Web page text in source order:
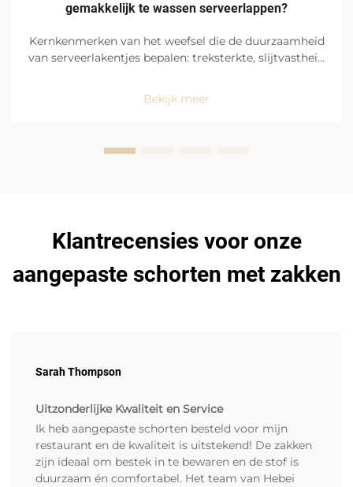
gemakkelijk te wassen serveerlappen?
Kernkenmerken van het weefsel die de duurzaamheid
van serveerlakentjes bepalen: treksterkte, slijtvastheid
dagelijkse belasting en vereisen daarom uiterst
Bekijk meer
Klantrecensies voor onze
aangepaste schorten met zakken
Sarah Thompson
Uitzonderlijke Kwaliteit en Service
Ik heb aangepaste schorten besteld voor mijn
restaurant en de kwaliteit is uitstekend! De zakken
zijn ideaal om bestek in te bewaren en de stof is
duurzaam én comfortabel. Het team van Hebei